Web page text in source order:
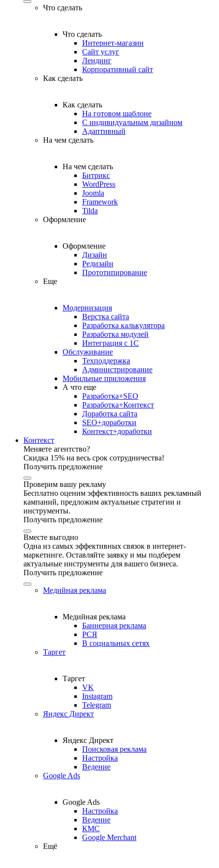
Что сделать
Что сделать
Интернет-магазин
Сайт услуг
Лендинг
Корпоративный сайт
Как сделать
Как сделать
На готовом шаблоне
С индивидуальным дизайном
Адаптивный
На чем сделать
На чем сделать
Битрикс
WordPress
Joomla
Framework
Tilda
Оформление
Оформление
Дизайн
Редизайн
Прототипирование
Еще
Модернизация
Верстка сайта
Разработка калькулятора
Разработка модулей
Интеграция с 1С
Обслуживание
Техподдержка
Администрирование
Мобильные приложения
А что еще
Разработка+SEO
Разработка+Контекст
Доработка сайта
SEO+доработки
Контекст+доработки
Контекст
Меняете агентство?
Скидка 15% на весь срок сотрудничества!
Получить предложение
Проверим вашу рекламу
Бесплатно оценим эффективность ваших рекламный
кампаний, предложим актуальные стратегии и
инструменты.
Получить предложение
Вместе выгодно
Одна из самых эффективных связок в интернет-
маркетинге. Оставляйте заявку и мы подберем
актуальные инструменты для вашего бизнеса.
Получить предложение
Медийная реклама
Медийная реклама
Баннерная реклама
РСЯ
В социальных сетях
Таргет
Таргет
VK
Instagram
Telegram
Яндекс Директ
Яндекс Директ
Поисковая реклама
Настройка
Ведение
Google Ads
Google Ads
Настройка
Ведение
КМС
Google Merchant
Ещё